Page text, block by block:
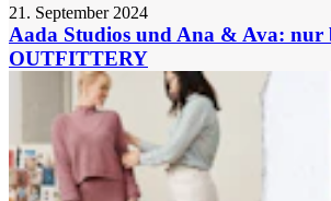
21. September 2024
Aada Studios und Ana & Ava: nur
OUTFITTERY